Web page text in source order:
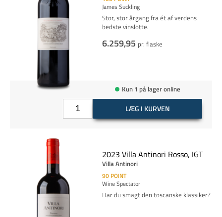
James Suckling
Stor, stor årgang fra ét af verdens
bedste vinslotte.
6.259,95 pr. flaske
Kun 1 på lager online
LÆG I KURVEN
2023 Villa Antinori Rosso, IGT
Villa Antinori
90 POINT
Wine Spectator
Har du smagt den toscanske klassiker?